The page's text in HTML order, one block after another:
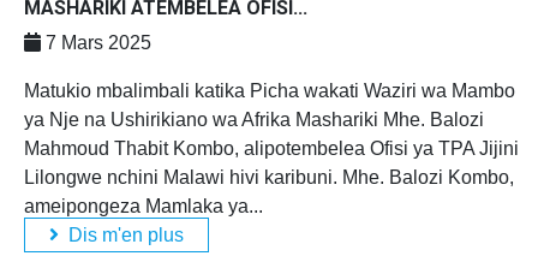
MASHARIKI ATEMBELEA OFISI...
7 Mars 2025
Matukio mbalimbali katika Picha wakati Waziri wa Mambo
ya Nje na Ushirikiano wa Afrika Mashariki Mhe. Balozi
Mahmoud Thabit Kombo, alipotembelea Ofisi ya TPA Jijini
Lilongwe nchini Malawi hivi karibuni. Mhe. Balozi Kombo,
ameipongeza Mamlaka ya...
Dis m'en plus